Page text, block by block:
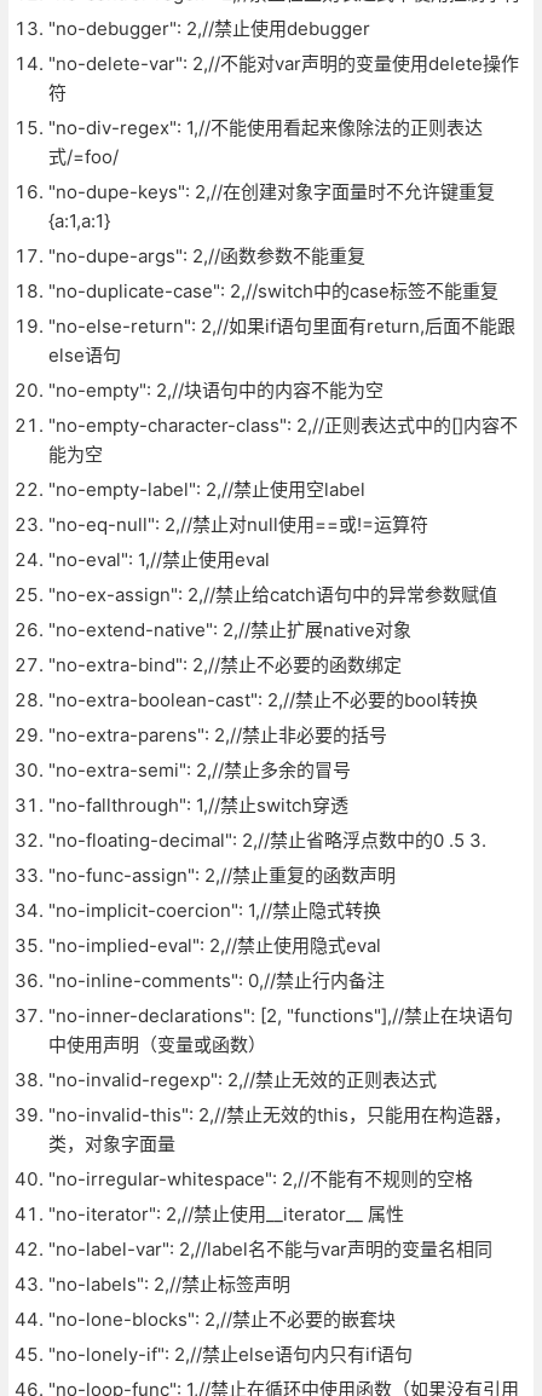
"no-debugger": 2,//禁止使用debugger
"no-delete-var": 2,//不能对var声明的变量使用delete操作
符
"no-div-regex": 1,//不能使用看起来像除法的正则表达
式/=foo/
"no-dupe-keys": 2,//在创建对象字面量时不允许键重复
{a:1,a:1}
"no-dupe-args": 2,//函数参数不能重复
"no-duplicate-case": 2,//switch中的case标签不能重复
"no-else-return": 2,//如果if语句里面有return,后面不能跟
else语句
"no-empty": 2,//块语句中的内容不能为空
"no-empty-character-class": 2,//正则表达式中的[]内容不
能为空
"no-empty-label": 2,//禁止使用空label
"no-eq-null": 2,//禁止对null使用==或!=运算符
"no-eval": 1,//禁止使用eval
"no-ex-assign": 2,//禁止给catch语句中的异常参数赋值
"no-extend-native": 2,//禁止扩展native对象
"no-extra-bind": 2,//禁止不必要的函数绑定
"no-extra-boolean-cast": 2,//禁止不必要的bool转换
"no-extra-parens": 2,//禁止非必要的括号
"no-extra-semi": 2,//禁止多余的冒号
"no-fallthrough": 1,//禁止switch穿透
"no-floating-decimal": 2,//禁止省略浮点数中的0 .5 3.
"no-func-assign": 2,//禁止重复的函数声明
"no-implicit-coercion": 1,//禁止隐式转换
"no-implied-eval": 2,//禁止使用隐式eval
"no-inline-comments": 0,//禁止行内备注
"no-inner-declarations": [2, "functions"],//禁止在块语句
中使用声明（变量或函数）
"no-invalid-regexp": 2,//禁止无效的正则表达式
"no-invalid-this": 2,//禁止无效的this，只能用在构造器，
类，对象字面量
"no-irregular-whitespace": 2,//不能有不规则的空格
"no-iterator": 2,//禁止使用__iterator__ 属性
"no-label-var": 2,//label名不能与var声明的变量名相同
"no-labels": 2,//禁止标签声明
"no-lone-blocks": 2,//禁止不必要的嵌套块
"no-lonely-if": 2,//禁止else语句内只有if语句
"no-loop-func": 1,//禁止在循环中使用函数（如果没有引用